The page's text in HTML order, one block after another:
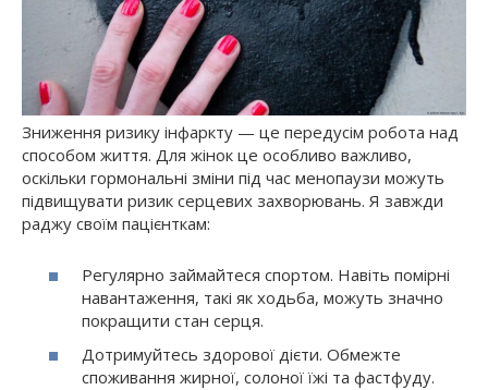
Зниження ризику інфаркту — це передусім робота над
способом життя. Для жінок це особливо важливо,
оскільки гормональні зміни під час менопаузи можуть
підвищувати ризик серцевих захворювань. Я завжди
раджу своїм пацієнткам:
Регулярно займайтеся спортом. Навіть помірні
навантаження, такі як ходьба, можуть значно
покращити стан серця.
Дотримуйтесь здорової дієти. Обмежте
споживання жирної, солоної їжі та фастфуду.